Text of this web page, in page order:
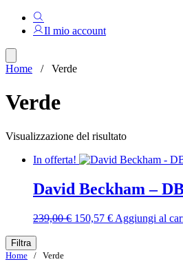
Il mio account
Home / Verde
Verde
Visualizzazione del risultato
In offerta!
David Beckham –
239,00€ Il150,57 €IlAggiungi al
Filtra
Home / Verde